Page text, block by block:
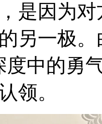
是因为
另一极
度中的勇
领。